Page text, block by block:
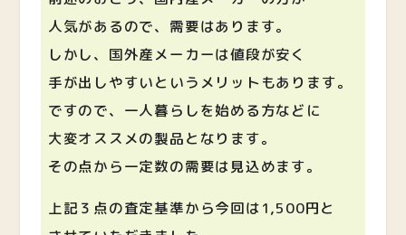
人気があるので、需要はあります。
しかし、国外産メーカーは値段が安く
手が出しやすいというメリットもあります。
ですので、一人暮らしを始める方などに
大変オススメの製品となります。
その点から一定数の需要は見込めます。
上記３点の査定基準から今回は1,500円と